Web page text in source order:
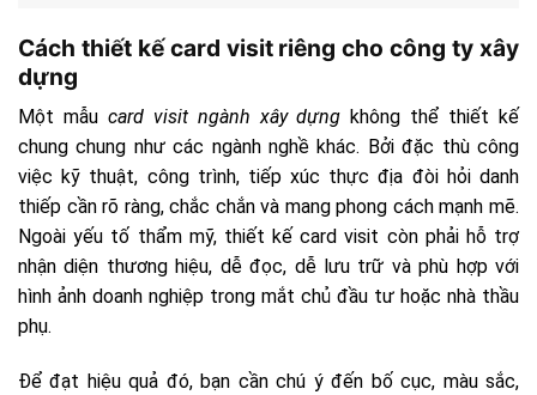
Cách thiết kế card visit riêng cho công ty xây
dựng
Một mẫu card visit ngành xây dựng không thể thiết kế
chung chung như các ngành nghề khác. Bởi đặc thù công
việc kỹ thuật, công trình, tiếp xúc thực địa đòi hỏi danh
thiếp cần rõ ràng, chắc chắn và mang phong cách mạnh mẽ.
Ngoài yếu tố thẩm mỹ, thiết kế card visit còn phải hỗ trợ
nhận diện thương hiệu, dễ đọc, dễ lưu trữ và phù hợp với
hình ảnh doanh nghiệp trong mắt chủ đầu tư hoặc nhà thầu
phụ.
Để đạt hiệu quả đó, bạn cần chú ý đến bố cục, màu sắc,